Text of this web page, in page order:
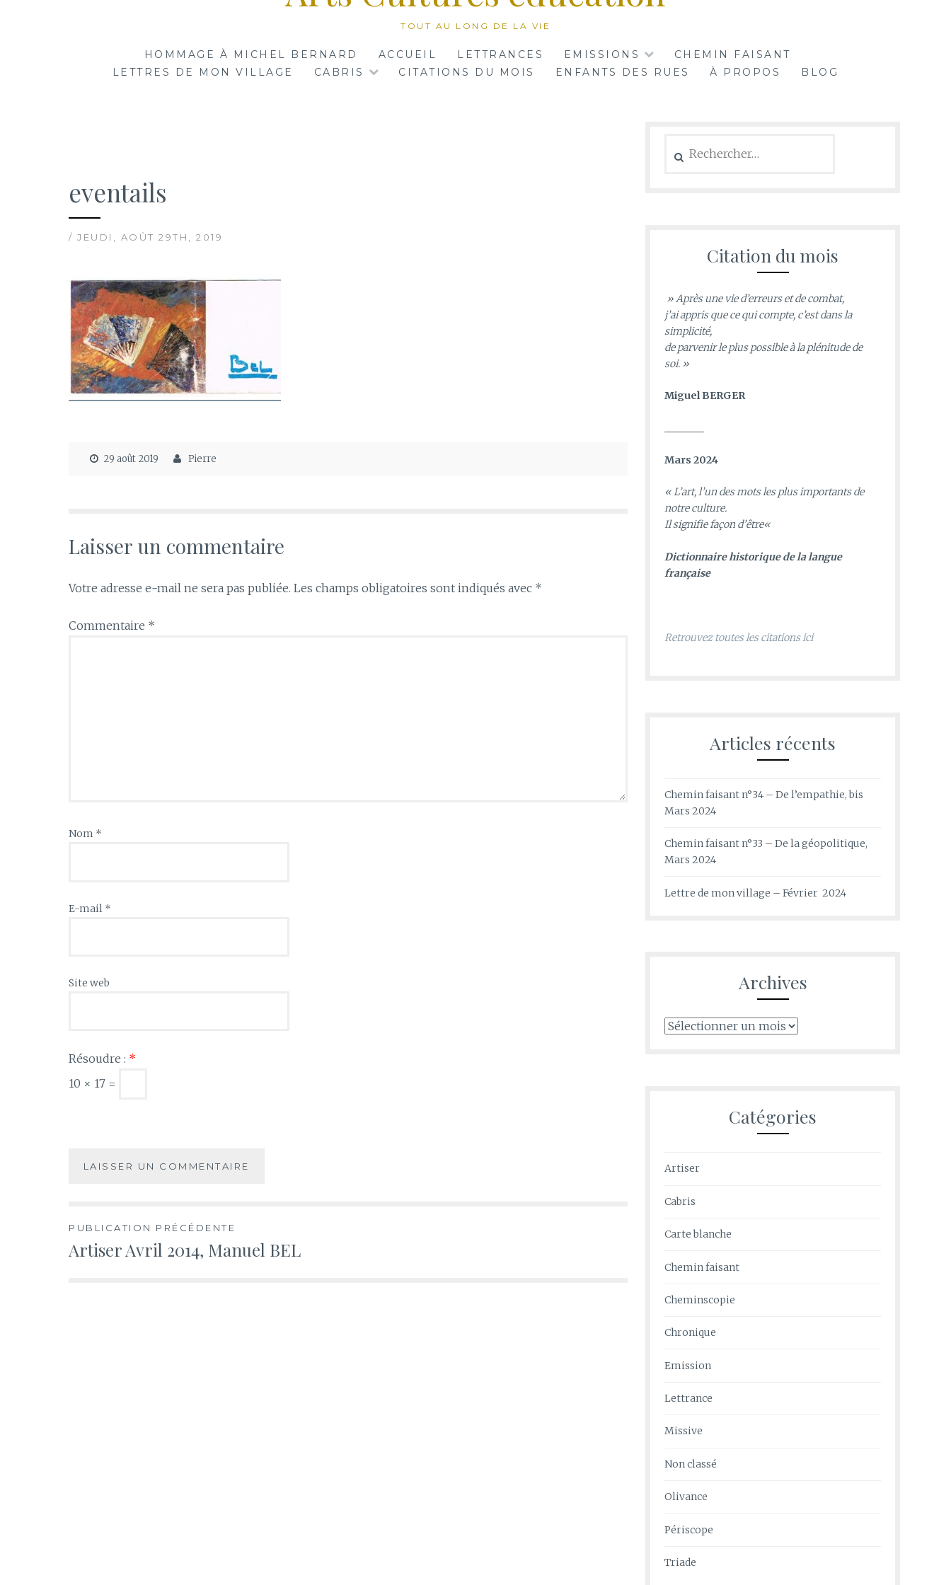
TOUT AU LONG DE LA VIE
HOMMAGE À MICHEL BERNARD ACCUEIL LETTRANCES EMISSIONS
CHEMIN FAISANT
LETTRES DE MON VILLAGE
CABRIS CITATIONS DU MOIS ENFANTS DES RUES À PROPOS BLOG
eventails
/ JEUDI, AOÛT 29TH, 2019
29 août 2019 Pierre
Laisser un commentaire
Votre adresse e-mail ne sera pas publiée. Les champs obligatoires sont indiqués avec *
Commentaire *
Nom *
E-mail *
Site web
Résoudre : *
10 × 17 =
Navigation
PUBLICATION PRÉCÉDENTE
Artiser Avril 2014, Manuel BEL
Citation du mois
» Après une vie d’erreurs et de combat,
j’ai appris que ce qui compte, c’est dans la
simplicité,
de parvenir le plus possible à la plénitude de
soi. »
Miguel BERGER
Mars 2024
«L’art, l’un des mots les plus importants de
notre culture.
Il signifie façon d’être«
Dictionnaire historique de la langue
française
Retrouvez toutes les citations ici
Articles récents
Chemin faisant n°34 – De l’empathie, bis
Mars 2024
Chemin faisant n°33 – De la géopolitique,
Mars 2024
Lettre de mon village – Février 2024
Archives
Archives
Catégories
Artiser
Cabris
Carte blanche
Chemin faisant
Cheminscopie
Chronique
Emission
Lettrance
Missive
Non classé
Olivance
Périscope
Triade